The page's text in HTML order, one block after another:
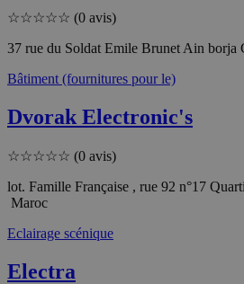
☆☆☆☆☆ (0 avis)
37 rue du Soldat Emile Brunet Ain
Bâtiment (fournitures pour le)
Dvorak Electronic's
☆☆☆☆☆ (0 avis)
lot. Famille Française , rue 92 n°17
Maroc
Eclairage scénique
Electra